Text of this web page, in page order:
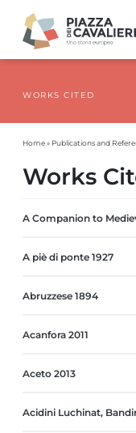
WORKS CITED
Home» Publications and
Works
A Companion to
A piè di ponte 1927
Abruzzese 1894
Acanfora 2011
Aceto 2013
Acidini Luchinat,